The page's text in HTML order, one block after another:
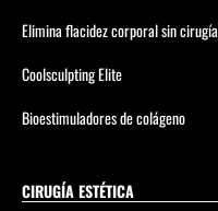
Elimina flacidez corporal sin cirugía
Coolsculpting Elite
Bioestimuladores de colágeno
CIRUGÍA ESTÉTICA